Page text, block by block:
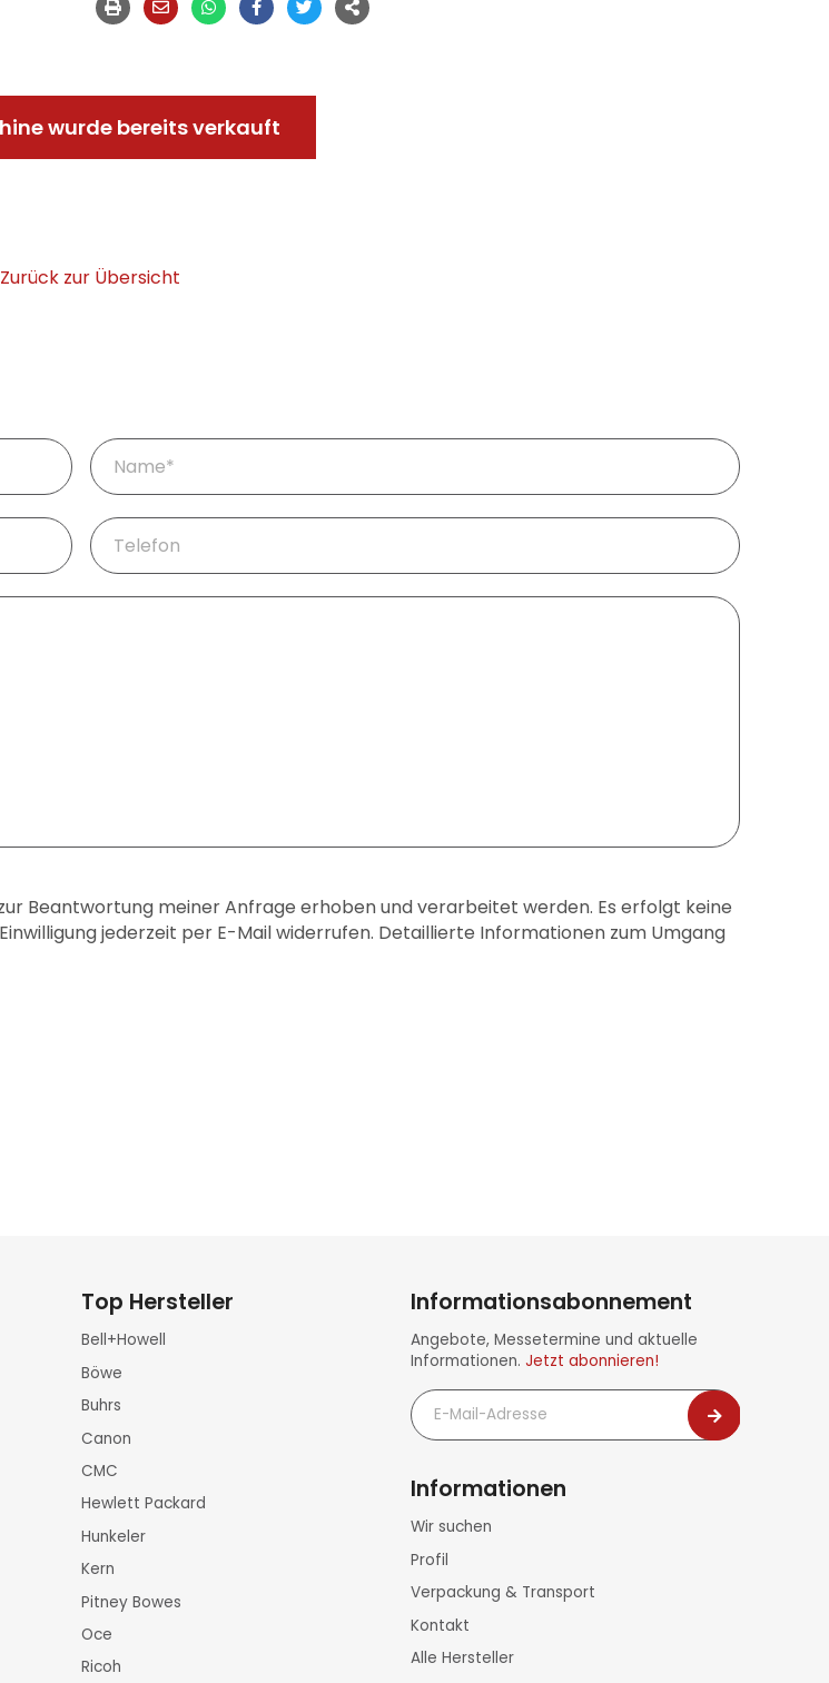
wurde bereits verkauft
Zurück zur Übersicht
Pflichtfeld
Name
Telefon
Beantwortung meiner Anfrage erhoben und verarbeitet werden. Es erfolgt keine
jederzeit per E-Mail widerrufen. Detaillierte Informationen zum Umgang
Top Hersteller
Bell+Howell
Böwe
Buhrs
Canon
CMC
Hewlett Packard
Hunkeler
Kern
Pitney Bowes
Oce
Ricoh
Informationsabonnement
Angebote, Messetermine und aktuelle
Informationen. Jetzt abonnieren!
E-
Mail-
Adresse
Informationen
Navigation
Wir suchen
Profil
Verpackung & Transport
Kontakt
Alle Hersteller